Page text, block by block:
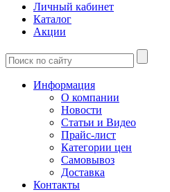
Личный кабинет
Каталог
Акции
Информация
О компании
Новости
Статьи и Видео
Прайс-лист
Категории цен
Самовывоз
Доставка
Контакты